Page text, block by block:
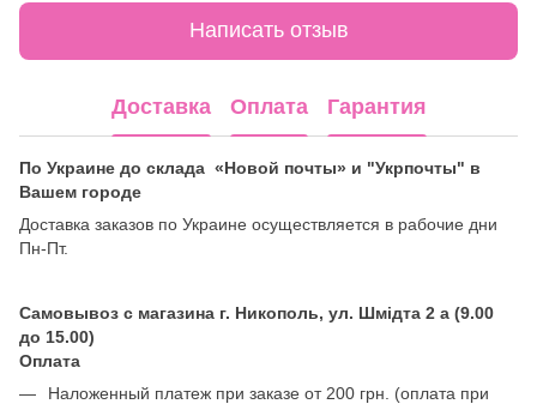
Написать отзыв
Доставка Оплата Гарантия
По Украине до склада «Новой почты» и "Укрпочты" в
Вашем городе
Доставка заказов по Украине осуществляется в рабочие дни
Пн-Пт.
Самовывоз с магазина г. Никополь, ул. Шмідта 2 а (9.00
до 15.00)
Оплата
Наложенный платеж при заказе от 200 грн. (оплата при